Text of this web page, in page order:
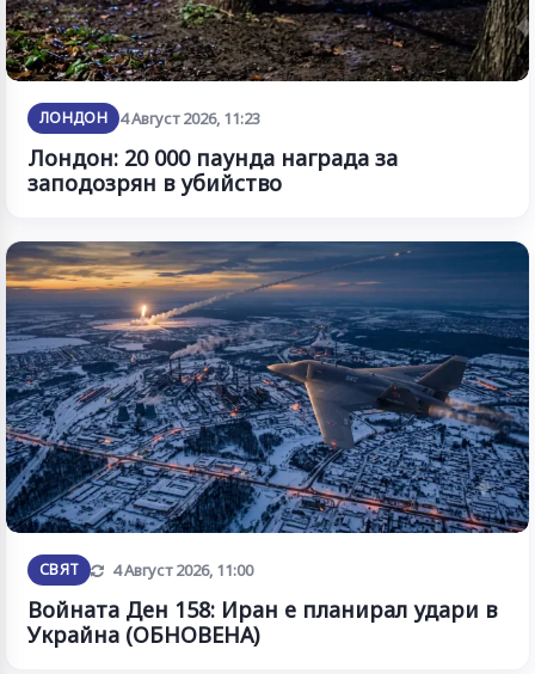
ЛОНДОН 4 Август 2026, 11:23
Лондон: 20 000 паунда награда за
заподозрян в убийство
СВЯТ Обновена
4 Август 2026, 11:00
Войната Ден 158: Иран е планирал удари в
Украйна (ОБНОВЕНА)